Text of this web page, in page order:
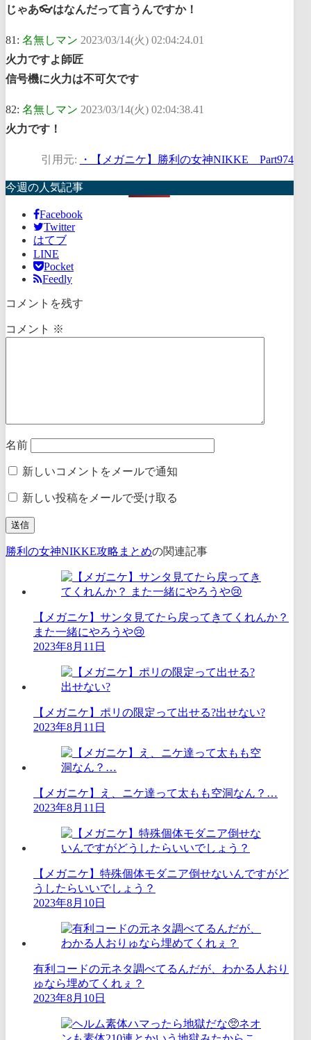
じゃあ👓はなんだって言うんですか！
81: 名無しマン 2023/03/14(火) 02:04:24.01
火力ですよ師匠
信号機に火力は不可欠です
82: 名無しマン 2023/03/14(火) 02:04:38.41
火力です！
引用元: ・【メガニケ】勝利の女神NIKKE Part974
今週の人気記事
Facebook
Twitter
はてブ
LINE
Pocket
Feedly
コメントを残す
コメント ※
名前
新しいコメントをメールで通知
新しい投稿をメールで受け取る
勝利の女神NIKKE攻略まとめの関連記事
【メガニケ】サンタ見てたら戻ってきてくれんか？
また一緒にやろうや😢
2023年8月11日
【メガニケ】ポリの限定って出せる?出せない?
2023年8月11日
【メガニケ】え、ニケ達って太もも空洞なん？…
2023年8月11日
【メガニケ】特殊個体モダニア倒せないんですがど
うしたらいいでしょう？
2023年8月10日
有利コードの元ネタ調べてるんだが、わかる人おり
ゅなら埋めてくれぇ？
2023年8月10日